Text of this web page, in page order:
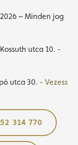
– Minden jog
utca 10. -
utca 30. - Vezess
314 770